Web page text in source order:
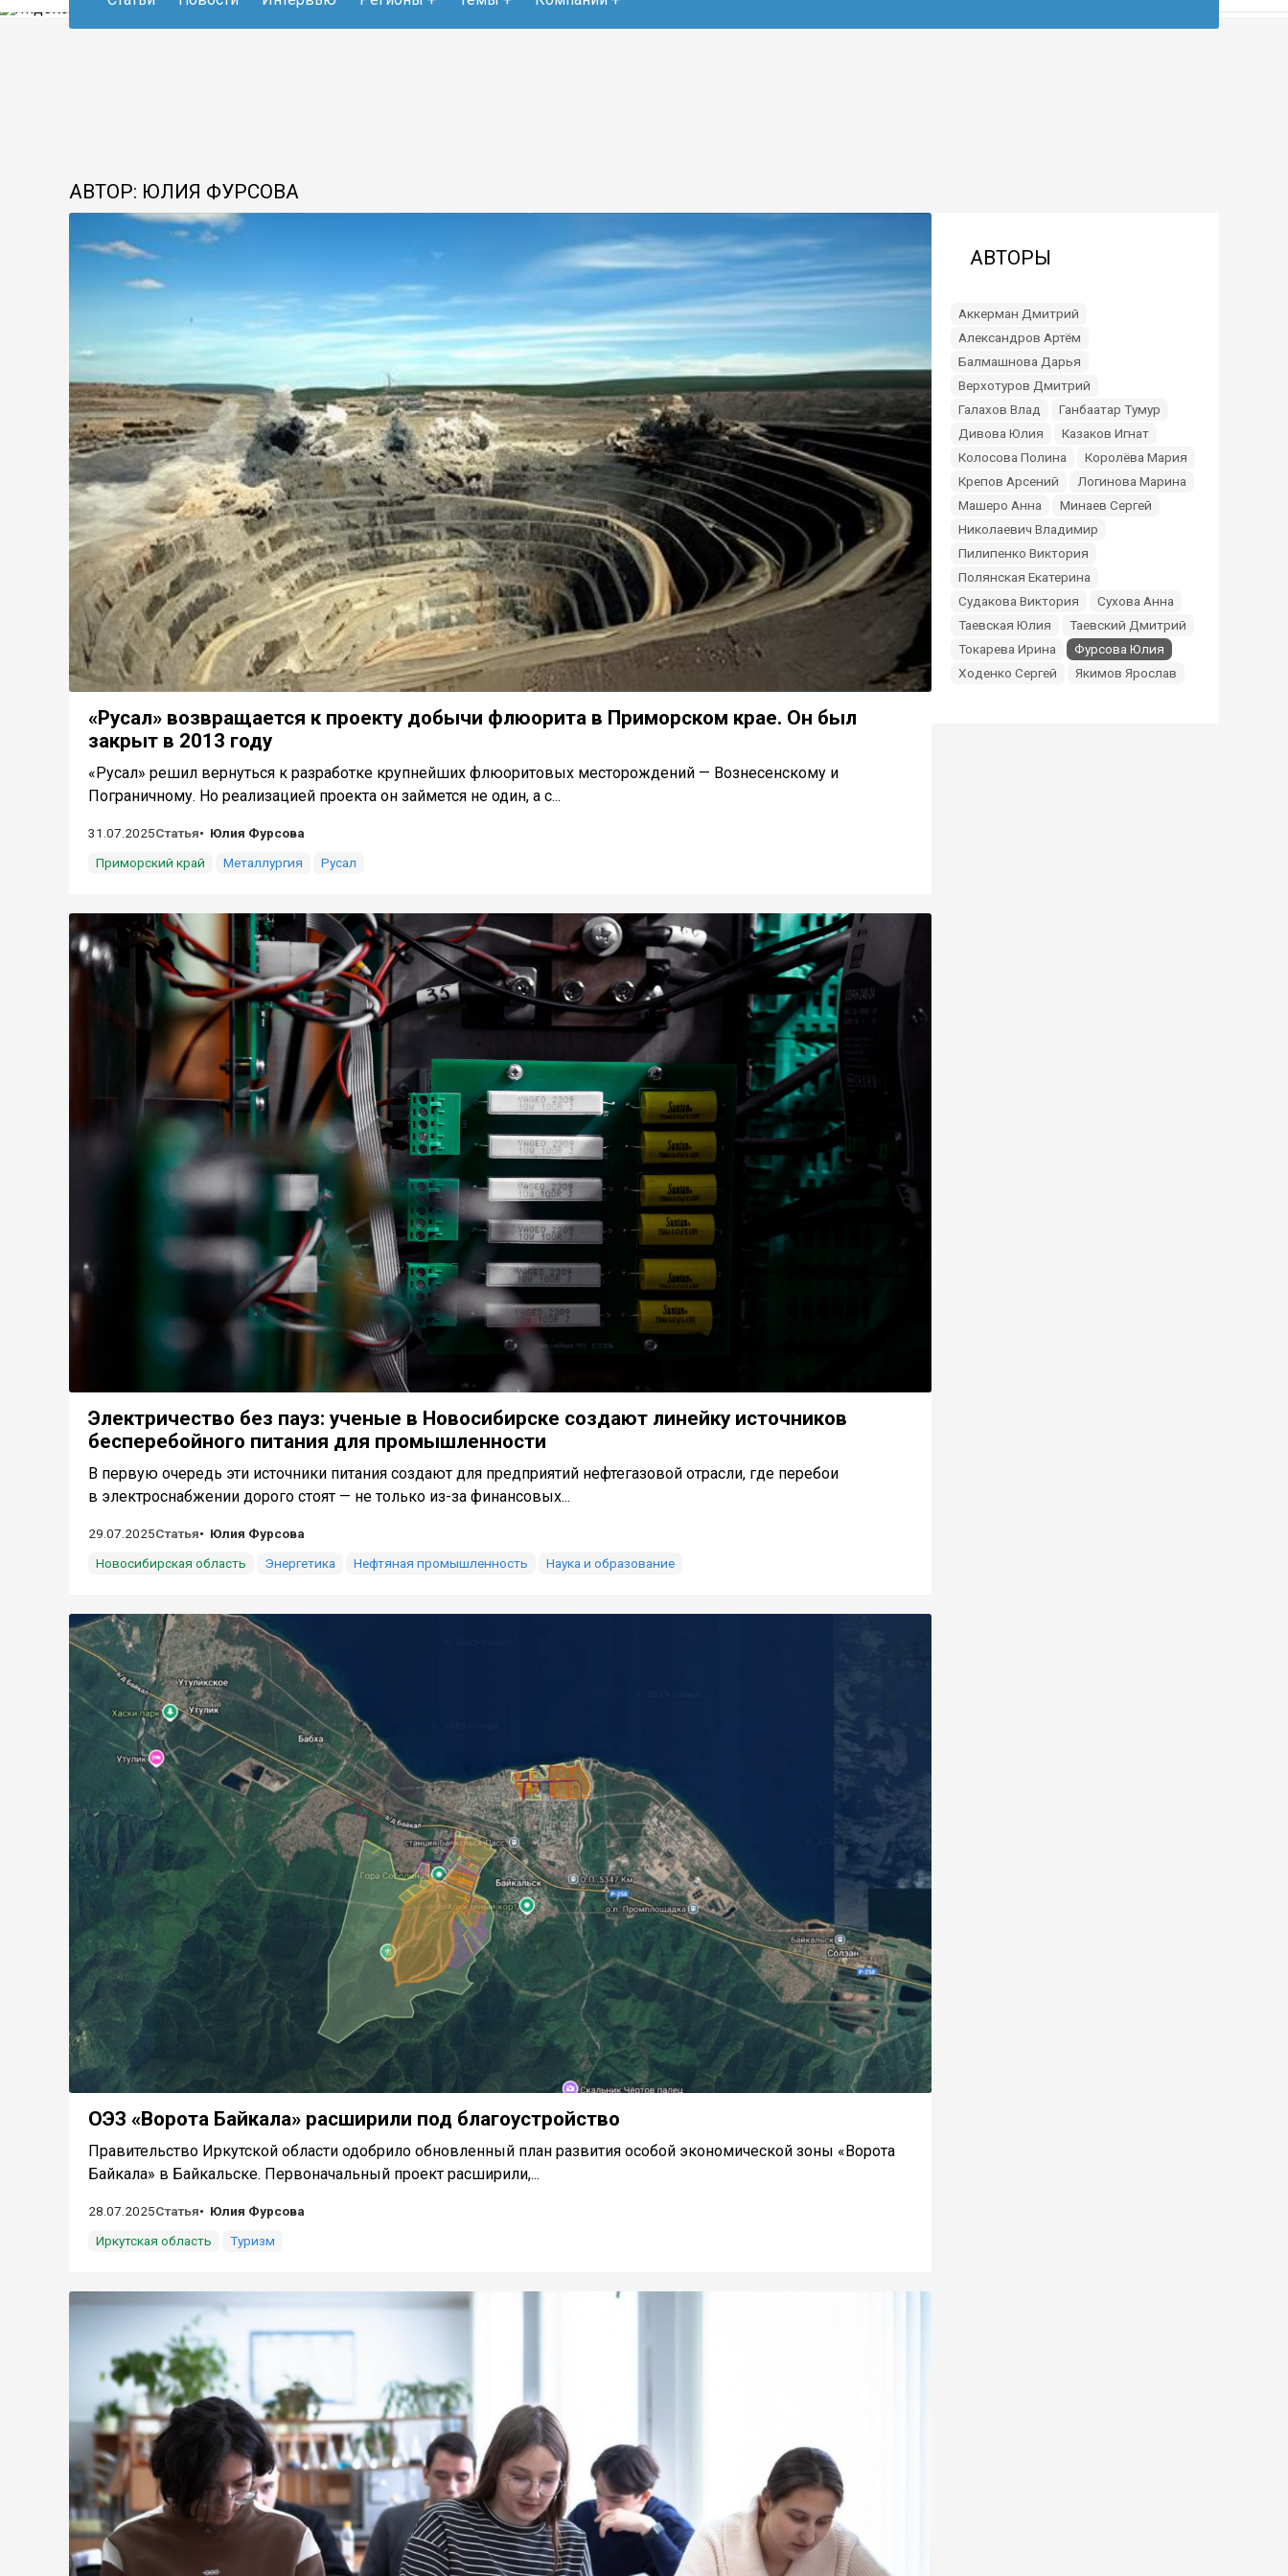
АВТОР: ЮЛИЯ ФУРСОВА
«Русал» возвращается к проекту добычи флюорита в Приморском крае. Он был
закрыт в 2013 году
«Русал» решил вернуться к разработке крупнейших флюоритовых месторождений — Вознесенскому и
Пограничному. Но реализацией проекта он займется не один, а с...
31.07.2025Статья
Юлия Фурсова
Приморский край
Металлургия Русал
Электричество без пауз: ученые в Новосибирске создают линейку источников
бесперебойного питания для промышленности
В первую очередь эти источники питания создают для предприятий нефтегазовой отрасли, где перебои
в электроснабжении дорого стоят — не только из-за финансовых...
29.07.2025Статья
Юлия Фурсова
Новосибирская область
Энергетика Нефтяная промышленность Наука и образование
ОЭЗ «Ворота Байкала» расширили под благоустройство
Правительство Иркутской области одобрило обновленный план развития особой экономической зоны «Ворота
Байкала» в Байкальске. Первоначальный проект расширили,...
28.07.2025Статья
Юлия Фурсова
Иркутская область
Туризм
АВТОРЫ
Аккерман Дмитрий
Александров Артём
Балмашнова Дарья
Верхотуров Дмитрий
Галахов Влад
Ганбаатар Тумур
Дивова Юлия
Казаков Игнат
Колосова Полина
Королёва Мария
Крепов Арсений
Логинова Марина
Машеро Анна
Минаев Сергей
Николаевич Владимир
Пилипенко Виктория
Полянская Екатерина
Судакова Виктория
Сухова Анна
Таевская Юлия
Таевский Дмитрий
Токарева Ирина
Фурсова Юлия
Ходенко Сергей
Якимов Ярослав